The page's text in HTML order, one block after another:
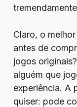
Claro, o
antes de
jogos
alguém que
experiência. A
quiser: pode